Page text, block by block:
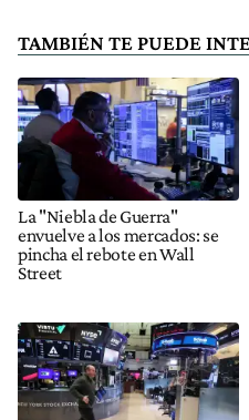
TAMBIÉN TE PUEDE
La "Niebla de Guerra"
envuelve a los mercados: se
pincha el rebote en Wall
Street